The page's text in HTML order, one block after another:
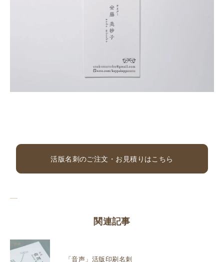
活版名刺のご注文・お見積りはこちら
関連記事
「音声」活版印刷名刺